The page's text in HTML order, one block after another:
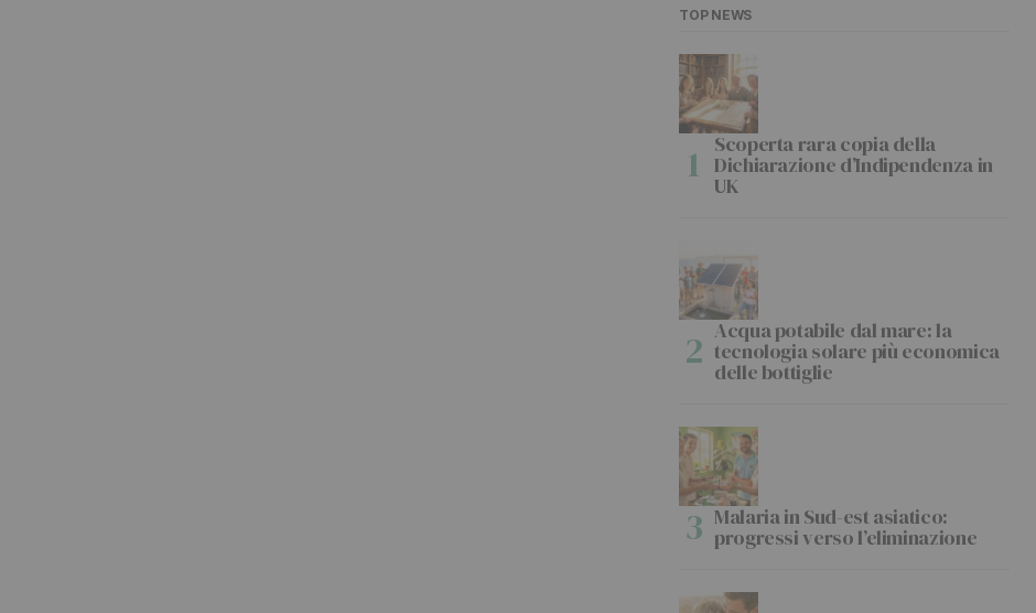
TOP NEWS
Scoperta rara copia della
Dichiarazione d’Indipendenza in
UK
Acqua potabile dal mare: la
tecnologia solare più economica
delle bottiglie
Malaria in Sud-est asiatico:
progressi verso l’eliminazione